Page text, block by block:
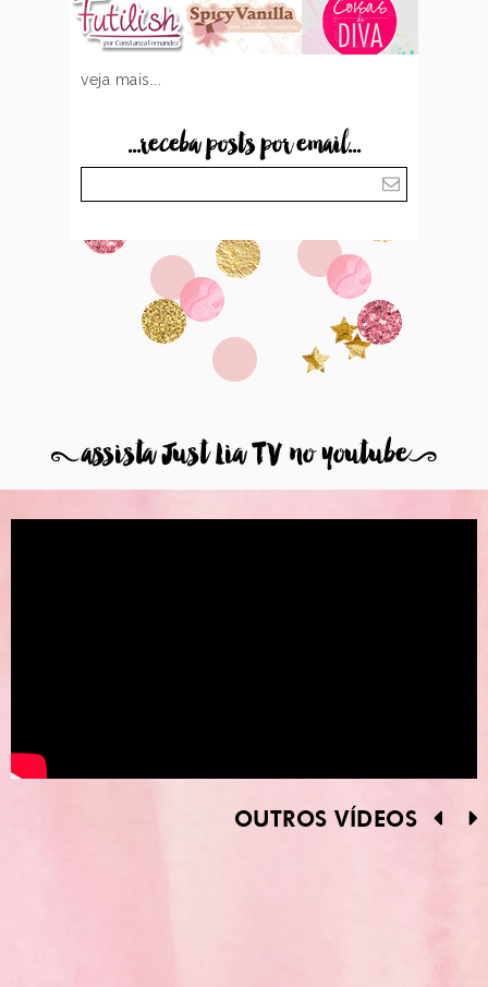
veja mais...
...receba posts por email...
8assista Just Lia TV no youtube9
OUTROS VÍDEOS